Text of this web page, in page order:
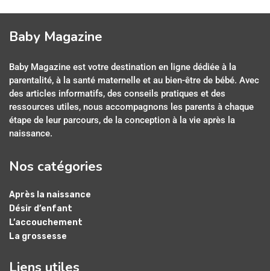
Baby Magazine
Baby Magazine est votre destination en ligne dédiée à la
parentalité, à la santé maternelle et au bien-être de bébé. Avec
des articles informatifs, des conseils pratiques et des
ressources utiles, nous accompagnons les parents à chaque
étape de leur parcours, de la conception à la vie après la
naissance.
Nos catégories
Après la naissance
Désir d’enfant
L’accouchement
La grossesse